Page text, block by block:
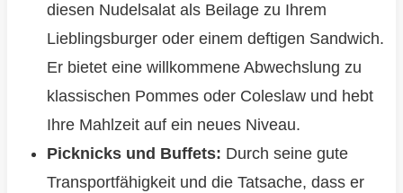
diesen Nudelsalat als Beilage zu Ihrem
Lieblingsburger oder einem deftigen Sandwich.
Er bietet eine willkommene Abwechslung zu
klassischen Pommes oder Coleslaw und hebt
Ihre Mahlzeit auf ein neues Niveau.
Picknicks und Buffets: Durch seine gute
Transportfähigkeit und die Tatsache, dass er